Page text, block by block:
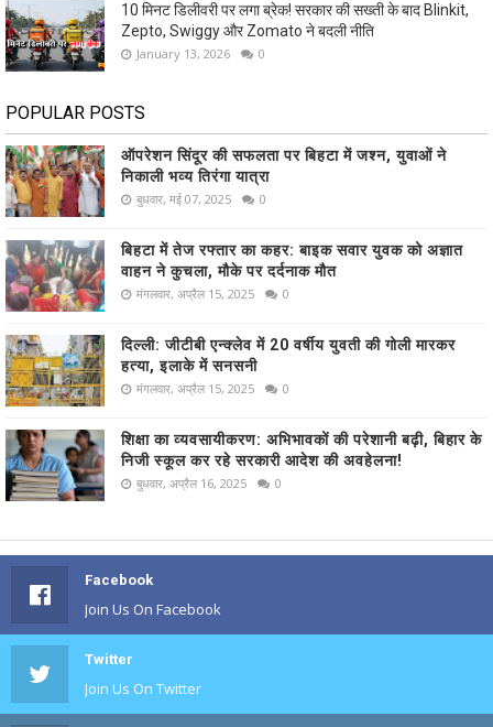
10 मिनट डिलीवरी पर लगा ब्रेक! सरकार की सख्ती के बाद Blinkit,
Zepto, Swiggy और Zomato ने बदली नीति
January 13, 2026 0
POPULAR POSTS
ऑपरेशन सिंदूर की सफलता पर बिहटा में जश्न, युवाओं ने
निकाली भव्य तिरंगा यात्रा
बुधवार, मई 07, 2025 0
बिहटा में तेज रफ्तार का कहर: बाइक सवार युवक को अज्ञात
वाहन ने कुचला, मौके पर दर्दनाक मौत
मंगलवार, अप्रैल 15, 2025 0
दिल्ली: जीटीबी एन्क्लेव में 20 वर्षीय युवती की गोली मारकर
हत्या, इलाके में सनसनी
मंगलवार, अप्रैल 15, 2025 0
शिक्षा का व्यवसायीकरण: अभिभावकों की परेशानी बढ़ी, बिहार के
निजी स्कूल कर रहे सरकारी आदेश की अवहेलना!
बुधवार, अप्रैल 16, 2025 0
Facebook
Join Us On Facebook
Twitter
Join Us On Twitter